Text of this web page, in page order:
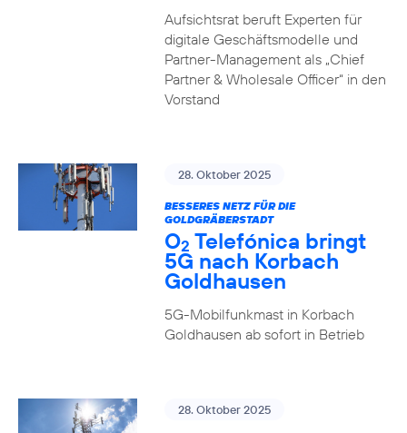
Aufsichtsrat beruft Experten für
digitale Geschäftsmodelle und
Partner-Management als „Chief
Partner & Wholesale Officer“ in den
Vorstand
28. Oktober 2025
BESSERES NETZ FÜR DIE
GOLDGRÄBERSTADT
O2 Telefónica bringt
5G nach Korbach
Goldhausen
5G-Mobilfunkmast in Korbach
Goldhausen ab sofort in Betrieb
28. Oktober 2025